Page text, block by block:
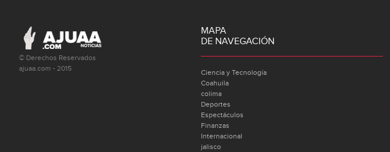
© Derechos Reservados
ajuaa.com - 2015
MAPA
DE NAVEGACIÓN
Ciencia y Tecnología
Coahuila
colima
Deportes
Espectáculos
Finanzas
Internacional
jalisco